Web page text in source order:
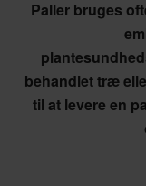
Paller bruges
behandlet træ
til at levere en